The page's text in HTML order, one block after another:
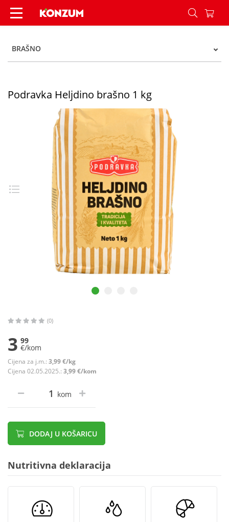
Podravka Heljdino brašno 1 kg - Konzum
BRAŠNO
Podravka Heljdino brašno 1 kg
(0)
3 99
€/kom
Cijena za j.m.: 3,99 €/kg
Cijena 02.05.2025.: 3,99 €/kom
kom
DODAJ U KOŠARICU
Nutritivna deklaracija